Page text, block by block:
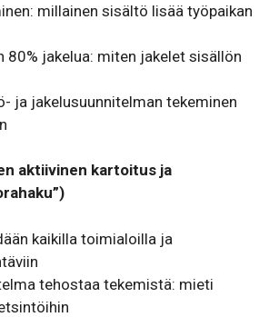
millainen sisältö lisää työpaikan
80% jakelua: miten jakelet sisällön
ja jakelusuunnitelman tekeminen
aktiivinen kartoitus ja
kaikilla toimialoilla ja
tehostaa tekemistä: mieti